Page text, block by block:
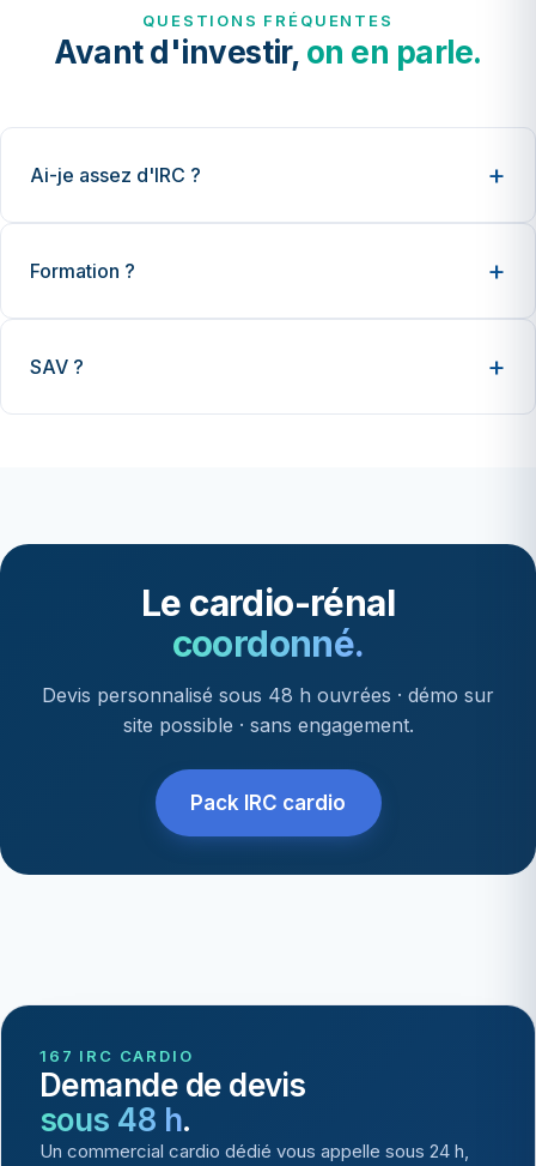
QUESTIONS FRÉQUENTES
Avant d'investir, on en parle.
Ai-je assez d'IRC ?
Formation ?
SAV ?
Le cardio-rénal
coordonné.
Devis personnalisé sous 48 h ouvrées · démo sur
site possible · sans engagement.
Pack IRC cardio
167 IRC CARDIO
Demande de devis
sous 48 h.
Un commercial cardio dédié vous appelle sous 24 h,